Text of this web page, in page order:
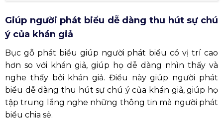
Giúp người phát biểu dễ dàng thu hút sự chú
ý của khán giả
Bục gỗ phát biểu giúp người phát biểu có vị trí cao
hơn so với khán giả, giúp họ dễ dàng nhìn thấy và
nghe thấy bởi khán giả. Điều này giúp người phát
biểu dễ dàng thu hút sự chú ý của khán giả, giúp họ
tập trung lắng nghe những thông tin mà người phát
biểu chia sẻ.